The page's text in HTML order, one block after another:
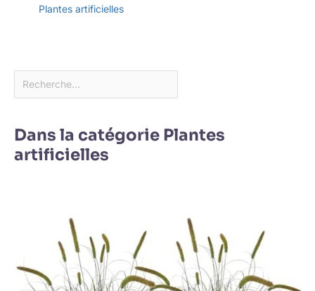
Plantes artificielles
Dans la catégorie Plantes
artificielles